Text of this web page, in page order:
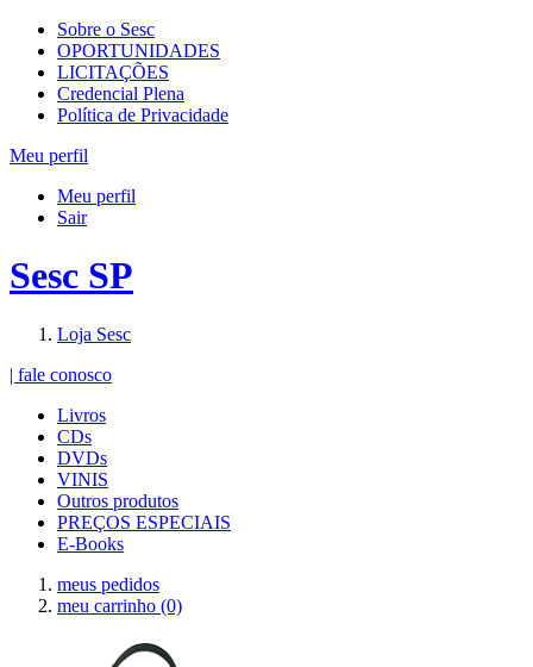
Sobre o Sesc
OPORTUNIDADES
LICITAÇÕES
Credencial Plena
Política de Privacidade
Meu perfil
Meu perfil
Sair
Sesc SP
Loja Sesc
| fale conosco
Livros
CDs
DVDs
VINIS
Outros produtos
PREÇOS ESPECIAIS
E-Books
meus pedidos
meu carrinho (0)